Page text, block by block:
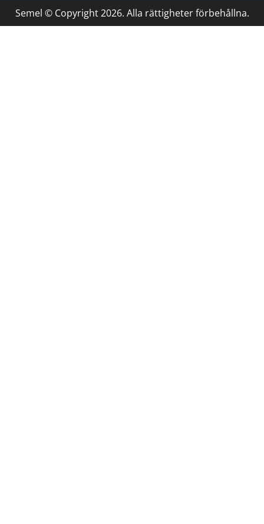
Semel © Copyright 2026. Alla rättigheter förbehållna.